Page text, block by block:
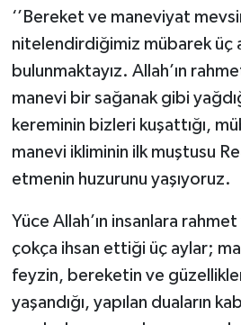
‘’Bereket ve maneviyat
nitelendirdiğimiz mübarek üç
bulunmaktayız. Allah’ın
manevi bir sağanak gibi
kereminin bizleri kuşattığı,
manevi ikliminin ilk muştusu
etmenin huzurunu yaşıyoruz.
Yüce Allah’ın insanlara
çokça ihsan ettiği üç aylar;
feyzin, bereketin ve
yaşandığı, yapılan duaların